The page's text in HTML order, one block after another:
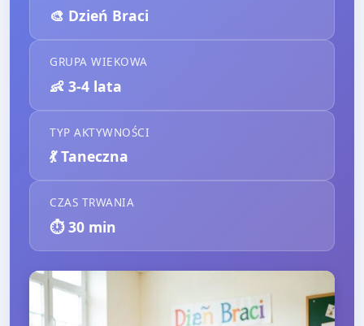
🎨 Dzień Braci
GRUPA WIEKOWA
👶 3-4 lata
TYP AKTYWNOŚCI
💃 Taneczna
CZAS TRWANIA
⏱️30 min